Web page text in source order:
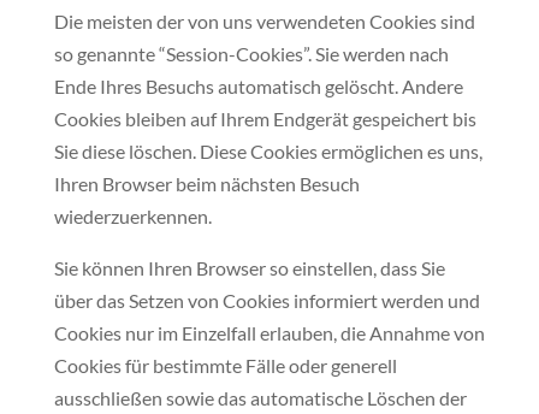
Die meisten der von uns verwendeten Cookies sind
so genannte “Session-Cookies”. Sie werden nach
Ende Ihres Besuchs automatisch gelöscht. Andere
Cookies bleiben auf Ihrem Endgerät gespeichert bis
Sie diese löschen. Diese Cookies ermöglichen es uns,
Ihren Browser beim nächsten Besuch
wiederzuerkennen.
Sie können Ihren Browser so einstellen, dass Sie
über das Setzen von Cookies informiert werden und
Cookies nur im Einzelfall erlauben, die Annahme von
Cookies für bestimmte Fälle oder generell
ausschließen sowie das automatische Löschen der